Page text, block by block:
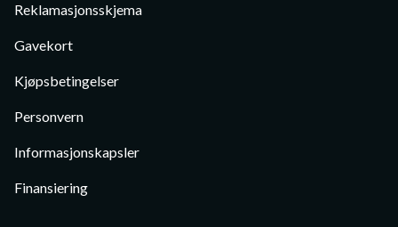
Reklamasjonsskjema
Gavekort
Kjøpsbetingelser
Personvern
Informasjonskapsler
Finansiering